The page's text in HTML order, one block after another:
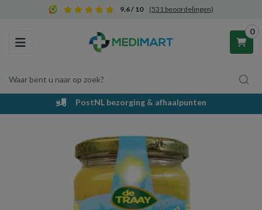
9.6 / 10 (531 beoordelingen)
Toggle navigation
Waar bent u naar op zoek?
0
Winkelwagen
Uw winkelwagen is leeg.
Vul hem met producten.
PostNL bezorging & afhaalpunten